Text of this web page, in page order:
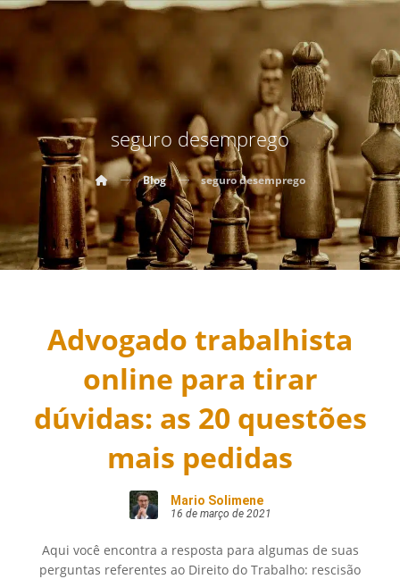
seguro desemprego
Blog seguro desemprego
Advogado trabalhista
online para tirar
dúvidas: as 20 questões
mais pedidas
Mario Solimene
16 de março de 2021
Aqui você encontra a resposta para algumas de suas
perguntas referentes ao Direito do Trabalho: rescisão